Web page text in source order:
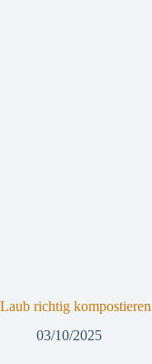
Laub richtig
03/10/2025